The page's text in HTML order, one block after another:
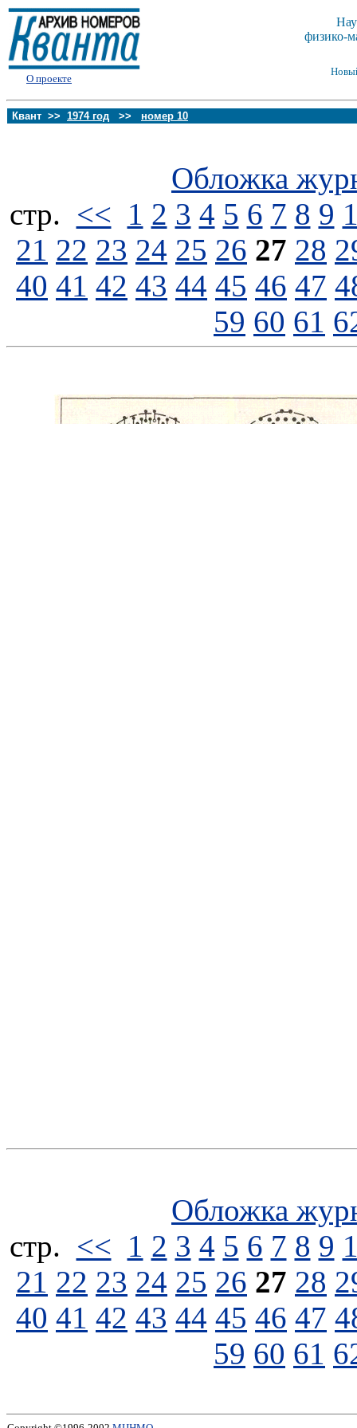
О проекте
физико-
Квант >> 1974 год >> номер 10
Обложка
стp. << 1 2 3 4 5 6 7 8 9
21 22 23 24 25 26 27 28
40 41 42 43 44 45 46 47
59 60 61
Обложка
стp. << 1 2 3 4 5 6 7 8 9
21 22 23 24 25 26 27 28
40 41 42 43 44 45 46 47
59 60 61